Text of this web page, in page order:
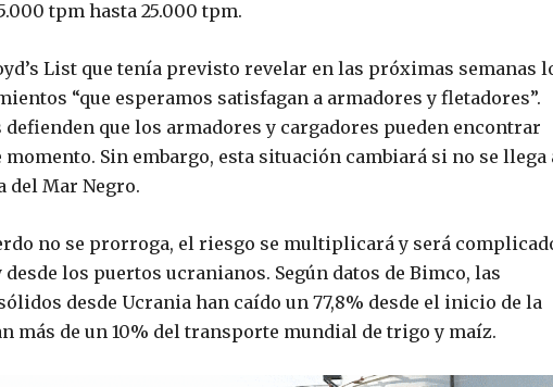
tpm hasta 25.000 tpm.
List que tenía previsto revelar en las próximas semanas
“que esperamos satisfagan a armadores y fletadores”.
que los armadores y cargadores pueden encontrar
Sin embargo, esta situación cambiará si no se llega
Mar Negro.
no se prorroga, el riesgo se multiplicará y será
los puertos ucranianos. Según datos de Bimco, las
desde Ucrania han caído un 77,8% desde el inicio de la
más de un 10% del transporte mundial de trigo y maíz.